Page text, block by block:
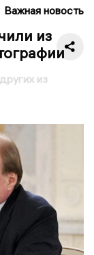
Важная новость
из
из